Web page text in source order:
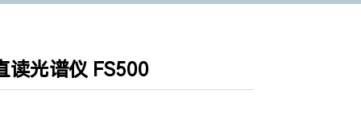
读光谱仪 FS500